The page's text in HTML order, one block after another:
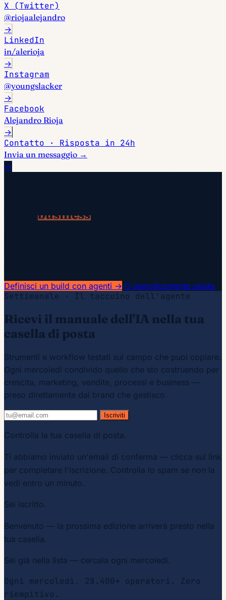
X (Twitter)
@riojaalejandro
→
LinkedIn
in/alerioja
→
Instagram
@youngslacker
→
Facebook
Alejandro Rioja
→
Contatto · Risposta in 24h
Invia un messaggio →
→
businessanche tu?
Definisci un build con agenti → O semplicemente saluta
Settimanale · Il taccuino dell'agente
Ricevi il manuale dell'IA nella tua
casella di posta
Strumenti e workflow testati sul campo che puoi copiare.
Ogni mercoledì condivido quello che sto costruendo per
crescita, marketing, vendite, processi e business —
preso direttamente dai brand che gestisco.
Iscriviti
Controlla la tua casella di posta.
Ti abbiamo inviato un'email di conferma — clicca sul link
per completare l'iscrizione. Controlla lo spam se non la
vedi entro un minuto.
Sei iscritto.
Benvenuto — la prossima edizione arriverà presto nella
tua casella.
Sei già nella lista — cercala ogni mercoledì.
Ogni mercoledì. 28.400+ operatori. Zero
riempitivo.